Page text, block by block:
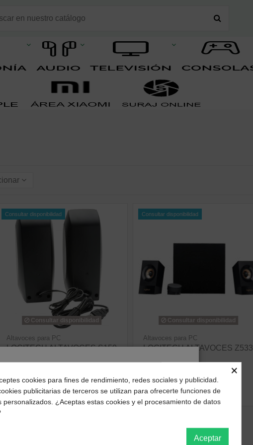
Consultar disponibilidad
Consultar disponibilidad
Altavoces para PC
LOGITECH ALTAVOCES S150
ver producto
Consultar disponibilidad
Consultar disponibilidad
Altavoces para PC
LOGITECH ALTAVOCES Z533
116,30 €
ver producto
deseas recibir tu pedido?
tu ubicación para mostrarte los precios e
impuestos correctos para tu región.
×
cookies para fines de rendimiento, redes sociales y publicidad.
publicitarias de terceros se utilizan para ofrecerte funciones de
personalizados. ¿Aceptas estas cookies y el procesamiento de datos
Aceptar